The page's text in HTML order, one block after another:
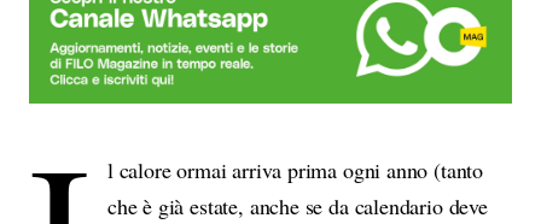
l calore ormai arriva prima ogni anno (tanto
che è già estate, anche se da calendario deve